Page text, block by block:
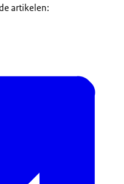
artikelen: